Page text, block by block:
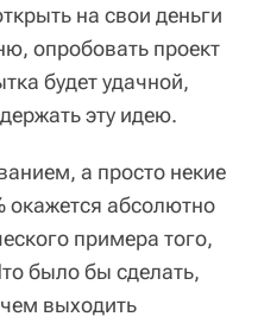
на свои деньги
опробовать проект
будет удачной,
эту идею.
а просто некие
окажется абсолютно
примера того,
было бы сделать,
выходить